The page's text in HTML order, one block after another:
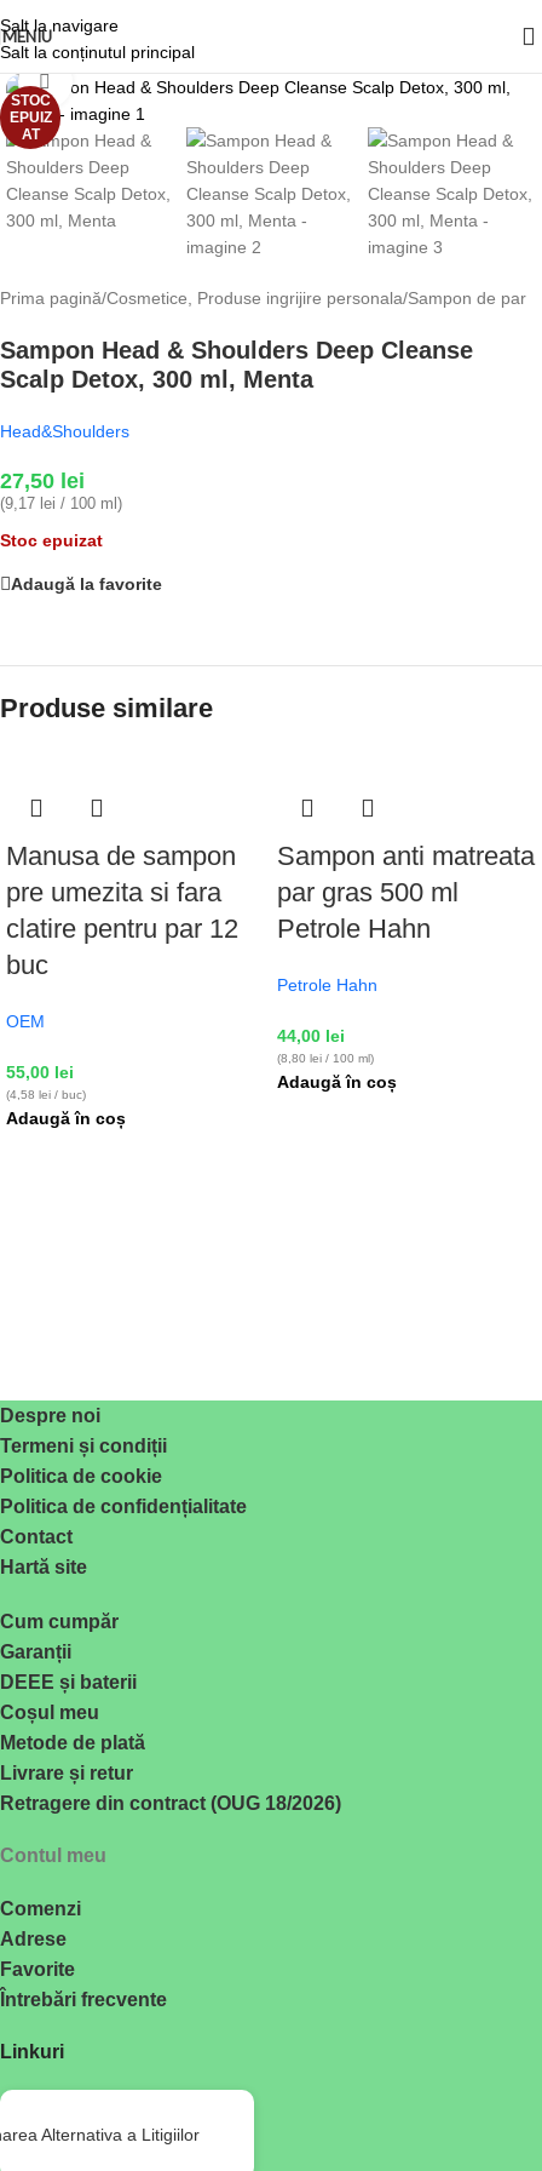
Salt la navigare
Salt la conținutul principal
MENIU
STOC
EPUIZ
AT
Fă clic pentru a mări
Prima pagină/Cosmetice, Produse ingrijire personala/Sampon de par
Sampon Head & Shoulders Deep Cleanse
Scalp Detox, 300 ml, Menta
Head&Shoulders
27,50 lei
(9,17 lei / 100 ml)
Stoc epuizat
Adaugă la favorite
Produse similare
Manusa de sampon
pre umezita si fara
clatire pentru par 12
buc
OEM
55,00 lei
(4,58 lei / buc)
Adaugă în coș
Sampon anti matreata
par gras 500 ml
Petrole Hahn
Petrole Hahn
44,00 lei
(8,80 lei / 100 ml)
Adaugă în coș
Despre noi
Termeni și condiții
Politica de cookie
Politica de confidențialitate
Contact
Hartă site
Cum cumpăr
Garanții
DEEE și baterii
Coșul meu
Metode de plată
Livrare și retur
Retragere din contract (OUG 18/2026)
Contul meu
Comenzi
Adrese
Favorite
Întrebări frecvente
Linkuri